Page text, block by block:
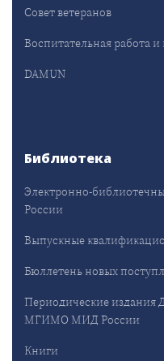
Совет ветеранов
Воспитательная работа
DAMUN
Библиотека
Электронно-
России
Выпускные
Бюллетень новых
Периодические издания
МГИМО МИД России
Книги